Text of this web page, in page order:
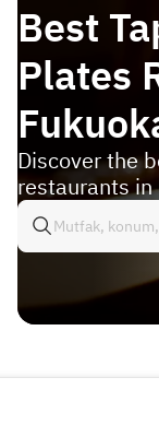
Best
Plates
Discover the
restaurants in